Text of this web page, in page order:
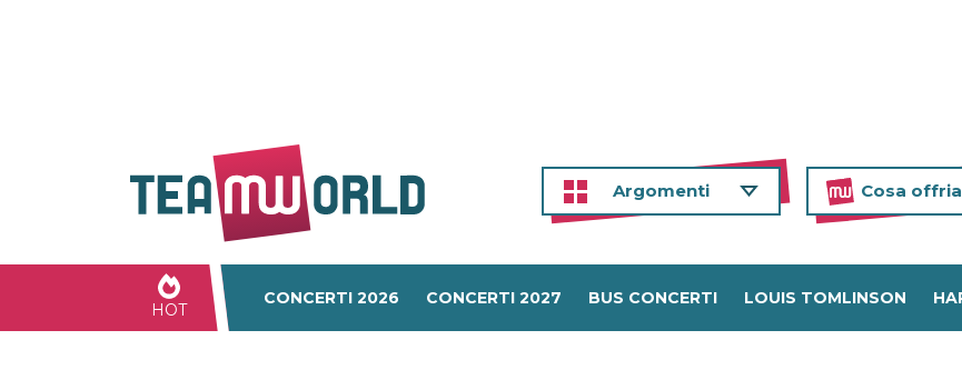
Argomenti Cosa
HOT
CONCERTI 2026 CONCERTI 2027 BUS CONCERTI LOUIS TOMLINSON